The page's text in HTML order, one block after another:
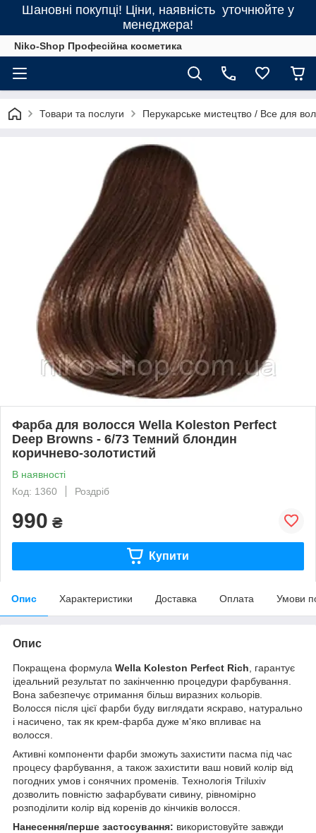
Шановні покупці! Ціни, наявність уточнюйте у
менеджера!
Niko-Shop Професійна косметика
Товари та послуги Перукарське мистецтво / Все для
Фарба для волосся Wella Koleston Perfect
Deep Browns - 6/73 Темний блондин
коричнево-золотистий
В наявності
Код: 1360
Роздріб
990 ₴
Купити
Опис Характеристики Доставка Оплата Умови
Опис
Покращена формула Wella Koleston Perfect Rich , гарантує
ідеальний результат по закінченню процедури фарбування.
Вона забезпечує отримання більш виразних кольорів.
Волосся після цієї фарби буду виглядати яскраво, натурально
і насичено, так як крем-фарба дуже м'яко впливає на
волосся.
Активні компоненти фарби зможуть захистити пасма під час
процесу фарбування, а також захистити ваш новий колір від
погодних умов і сонячних променів. Технологія Triluxiv
дозволить повністю зафарбувати сивину, рівномірно
розподілити колір від коренів до кінчиків волосся.
Нанесення/перше застосування: використовуйте завжди